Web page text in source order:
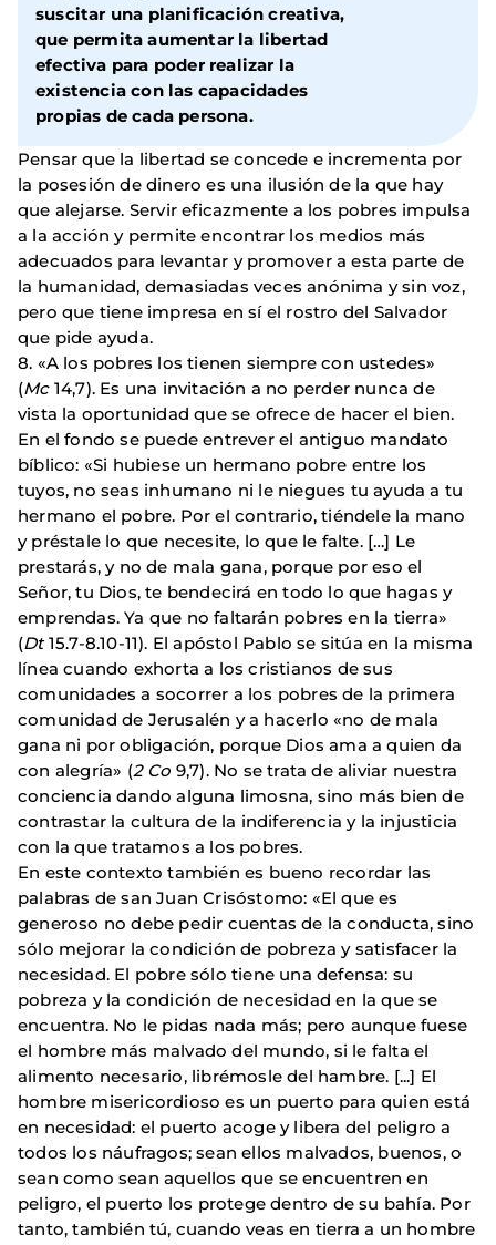
suscitar una planificación creativa,
que permita aumentar la libertad
efectiva para poder realizar la
existencia con las capacidades
propias de cada persona.
Pensar que la libertad se concede e incrementa por
la posesión de dinero es una ilusión de la que hay
que alejarse. Servir eficazmente a los pobres impulsa
a la acción y permite encontrar los medios más
adecuados para levantar y promover a esta parte de
la humanidad, demasiadas veces anónima y sin voz,
pero que tiene impresa en sí el rostro del Salvador
que pide ayuda.
8. «A los pobres los tienen siempre con ustedes»
(Mc14,7). Es una invitación a no perder nunca de
vista la oportunidad que se ofrece de hacer el bien.
En el fondo se puede entrever el antiguo mandato
bíblico: «Si hubiese un hermano pobre entre los
tuyos, no seas inhumano ni le niegues tu ayuda a tu
hermano el pobre. Por el contrario, tiéndele la mano
y préstale lo que necesite, lo que le falte. […] Le
prestarás, y no de mala gana, porque por eso el
Señor, tu Dios, te bendecirá en todo lo que hagas y
emprendas. Ya que no faltarán pobres en la tierra»
(Dt15.7-8.10-11). El apóstol Pablo se sitúa en la misma
línea cuando exhorta a los cristianos de sus
comunidades a socorrer a los pobres de la primera
comunidad de Jerusalén y a hacerlo «no de mala
gana ni por obligación, porque Dios ama a quien da
con alegría» (2 Co 9,7). No se trata de aliviar nuestra
conciencia dando alguna limosna, sino más bien de
contrastar la cultura de la indiferencia y la injusticia
con la que tratamos a los pobres.
En este contexto también es bueno recordar las
palabras de san Juan Crisóstomo: «El que es
generoso no debe pedir cuentas de la conducta, sino
sólo mejorar la condición de pobreza y satisfacer la
necesidad. El pobre sólo tiene una defensa: su
pobreza y la condición de necesidad en la que se
encuentra. No le pidas nada más; pero aunque fuese
el hombre más malvado del mundo, si le falta el
alimento necesario, librémosle del hambre. [...] El
hombre misericordioso es un puerto para quien está
en necesidad: el puerto acoge y libera del peligro a
todos los náufragos; sean ellos malvados, buenos, o
sean como sean aquellos que se encuentren en
peligro, el puerto los protege dentro de su bahía. Por
tanto, también tú, cuando veas en tierra a un hombre